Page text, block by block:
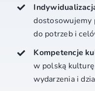
dostosowujemy
do potrzeb i
Kompetencje
w polską
wydarzenia i